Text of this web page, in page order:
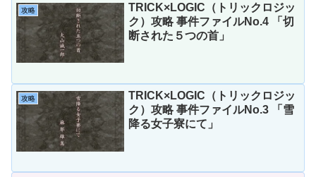
攻略
TRICK×LOGIC（トリックロジッ
ク）攻略 事件ファイルNo.4 「切
断された５つの首」
攻略
TRICK×LOGIC（トリックロジッ
ク）攻略 事件ファイルNo.3 「雪
降る女子寮にて」